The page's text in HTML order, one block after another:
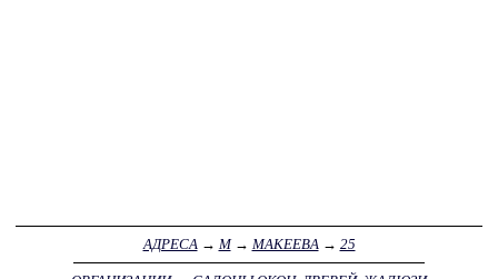
АДРЕСА→ М→ МАКЕЕВА→ 25